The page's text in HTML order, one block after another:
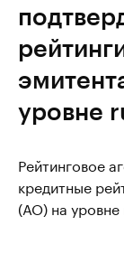
уровне
Рейтинговое
кредитные
(АО) на